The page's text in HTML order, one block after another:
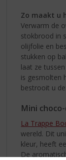
Zo maakt u
Verwarm de
stokbrood in
olijfolie en
stukken op
laat ze
is gesmolten
bestrooit u
Mini
La Trappe
wereld. Dit
kleur, heeft
De